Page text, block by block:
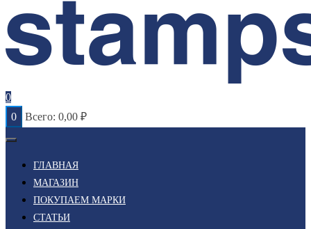
0
0
Всего: 0,00 ₽
ГЛАВНАЯ
МАГАЗИН
ПОКУПАЕМ МАРКИ
СТАТЬИ